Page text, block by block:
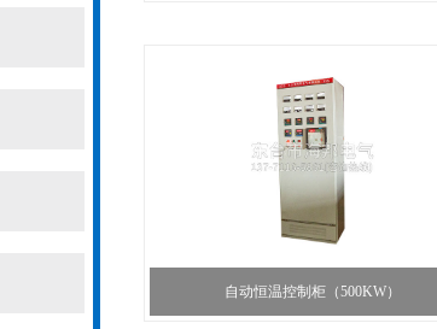
自动恒温控制柜（500KW）